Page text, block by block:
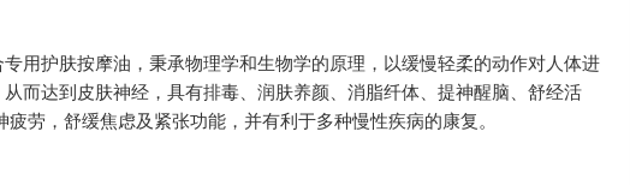
用护肤按摩油，秉承物理学和生物学的原理，以缓慢轻柔的动作对人体进
而达到皮肤神经，具有排毒、润肤养颜、消脂纤体、提神醒脑、舒经活
劳，舒缓焦虑及紧张功能，并有利于多种慢性疾病的康复。